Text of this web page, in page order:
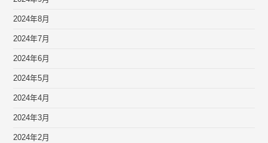
2024年8月
2024年7月
2024年6月
2024年5月
2024年4月
2024年3月
2024年2月